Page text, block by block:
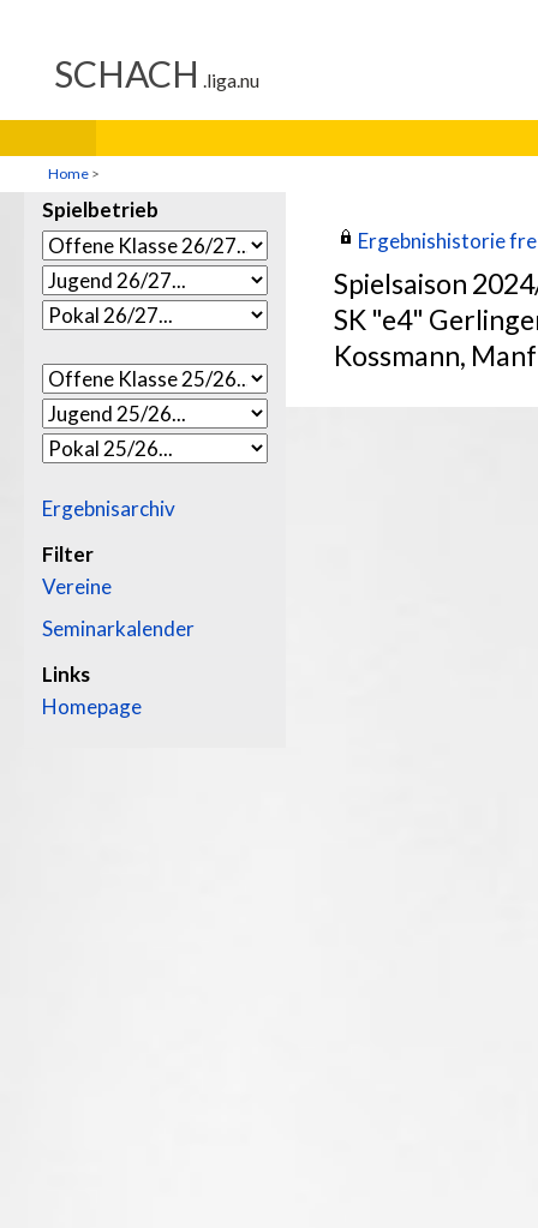
Home >
Spielbetrieb
Ergebnisarchiv
Filter
Vereine
Seminarkalender
Links
Homepage
Ergebnishistorie
Spielsaison
SK "e4"
Kossmann,